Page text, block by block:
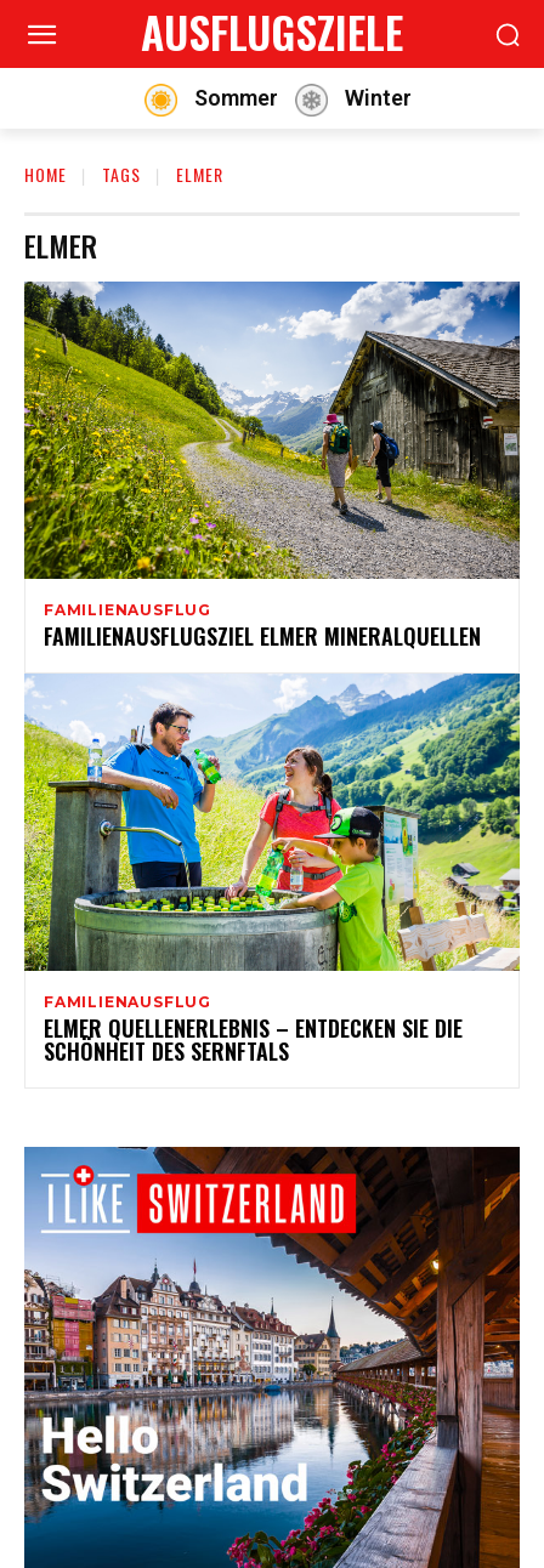
AUSFLUGSZIELE
Sommer Winter
HOME TAGS ELMER
ELMER
FAMILIENAUSFLUG
FAMILIENAUSFLUGSZIEL ELMER MINERALQUELLEN
FAMILIENAUSFLUG
ELMER QUELLENERLEBNIS – ENTDECKEN SIE DIE
SCHÖNHEIT DES SERNFTALS